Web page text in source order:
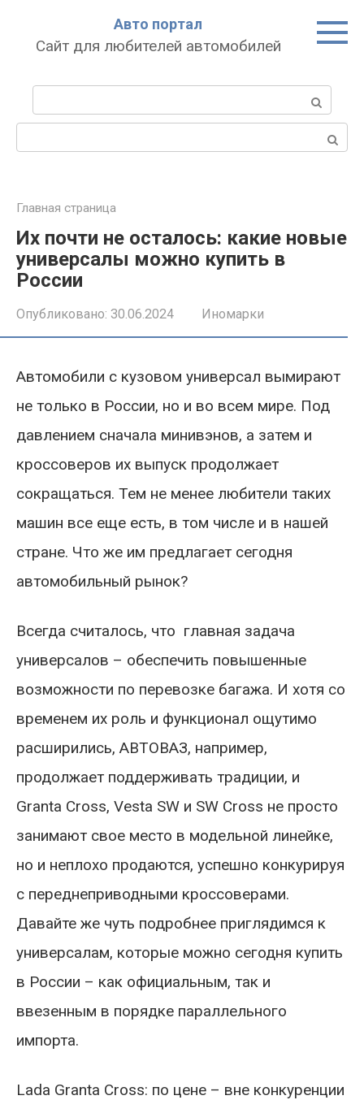
Авто портал
Сайт для любителей автомобилей
Главная страница
Их почти не осталось: какие новые
универсалы можно купить в
России
Опубликовано: 30.06.2024 Иномарки
Автомобили с кузовом универсал вымирают
не только в России, но и во всем мире. Под
давлением сначала минивэнов, а затем и
кроссоверов их выпуск продолжает
сокращаться. Тем не менее любители таких
машин все еще есть, в том числе и в нашей
стране. Что же им предлагает сегодня
автомобильный рынок?
Всегда считалось, что главная задача
универсалов – обеспечить повышенные
возможности по перевозке багажа. И хотя со
временем их роль и функционал ощутимо
расширились, АВТОВАЗ, например,
продолжает поддерживать традиции, и
Granta Cross, Vesta SW и SW Cross не просто
занимают свое место в модельной линейке,
но и неплохо продаются, успешно конкурируя
с переднеприводными кроссоверами.
Давайте же чуть подробнее приглядимся к
универсалам, которые можно сегодня купить
в России – как официальным, так и
ввезенным в порядке параллельного
импорта.
Lada Granta Cross: по цене – вне конкуренции